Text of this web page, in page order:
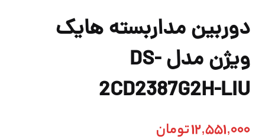
دوربین مداربسته هایک
ویژن مدل DS-
2CD2387G2H-LIU
12,551,000تومان